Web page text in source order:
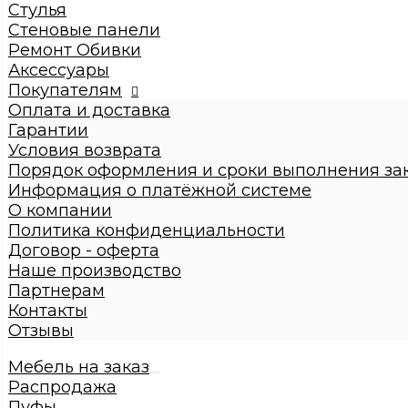
Кровати взрослые
Стулья
Стеновые панели
Ремонт Обивки
Галерея
Стулья
Стеновые панели
Ремонт Обивки
Аксессуары
Покупателям
Оплата и доставка
Гарантии
Условия возврата
Порядок оформления и сроки выполнения
Информация о платёжной системе
О компании
Политика конфиденциальности
Договор - оферта
Наше производство
Партнерам
Контакты
Отзывы
Мебель на заказ
Распродажа